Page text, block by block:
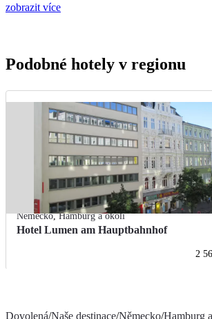
zobrazit více
Podobné hotely v regionu
Německo,Hamburg a okolí
Hotel Lumen am Hauptbahnhof
2
Dovolená/Naše destinace/Německo/Hamburg